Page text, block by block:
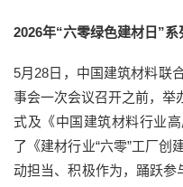
2026年“六零绿色建材日”
5月28日，中国建筑材料联
事会一次会议召开之前，举
式及《中国建筑材料行业
了《建材行业“六零”工厂创
动担当、积极作为，踊跃参